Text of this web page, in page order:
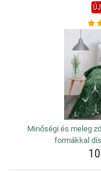
Minőségi és meleg
formákkal